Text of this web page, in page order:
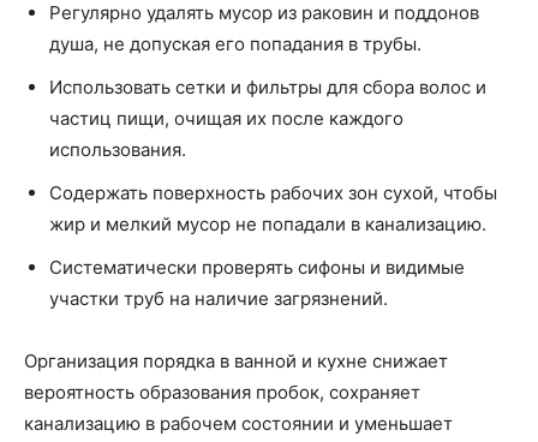
Регулярно удалять мусор из раковин и поддонов
душа, не допуская его попадания в трубы.
Использовать сетки и фильтры для сбора волос и
частиц пищи, очищая их после каждого
использования.
Содержать поверхность рабочих зон сухой, чтобы
жир и мелкий мусор не попадали в канализацию.
Систематически проверять сифоны и видимые
участки труб на наличие загрязнений.
Организация порядка в ванной и кухне снижает
вероятность образования пробок, сохраняет
канализацию в рабочем состоянии и уменьшает